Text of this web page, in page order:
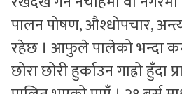
पालन पोषण, औश्धोपचार,
रहेछ । आफुले पालेको भन्दा
छोरा छोरी हुर्काउन गाह्रो हुँदा